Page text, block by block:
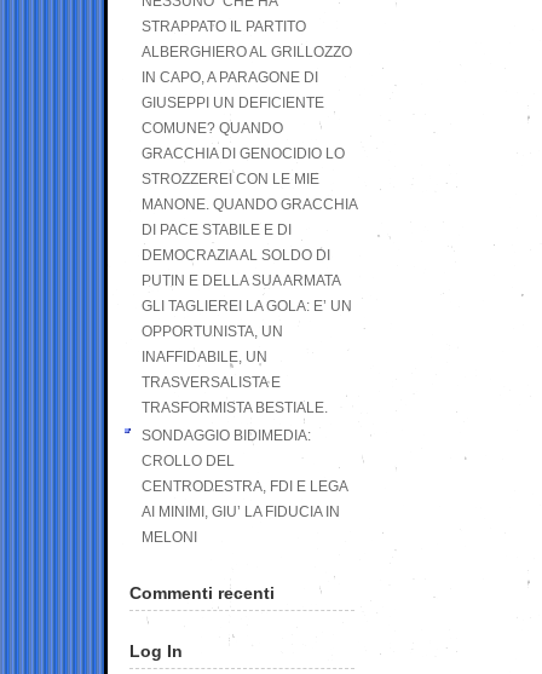
STRAPPATO IL PARTITO
ALBERGHIERO AL GRILLOZZO
IN CAPO, A PARAGONE DI
GIUSEPPI UN DEFICIENTE
COMUNE? QUANDO
GRACCHIA DI GENOCIDIO LO
STROZZEREI CON LE MIE
MANONE. QUANDO GRACCHIA
DI PACE STABILE E DI
DEMOCRAZIA AL SOLDO DI
PUTIN E DELLA SUA ARMATA
GLI TAGLIEREI LA GOLA: E’ UN
OPPORTUNISTA, UN
INAFFIDABILE, UN
TRASVERSALISTA E
TRASFORMISTA BESTIALE.
SONDAGGIO BIDIMEDIA:
CROLLO DEL
CENTRODESTRA, FDI E LEGA
AI MINIMI, GIU’ LA FIDUCIA IN
MELONI
Commenti recenti
Log In